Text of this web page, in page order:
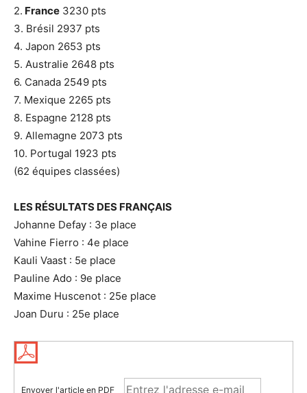
2. France 3230 pts
3. Brésil 2937 pts
4. Japon 2653 pts
5. Australie 2648 pts
6. Canada 2549 pts
7. Mexique 2265 pts
8. Espagne 2128 pts
9. Allemagne 2073 pts
10. Portugal 1923 pts
(62 équipes classées)
LES RÉSULTATS DES FRANÇAIS
Johanne Defay : 3e place
Vahine Fierro : 4e place
Kauli Vaast : 5e place
Pauline Ado : 9e place
Maxime Huscenot : 25e place
Joan Duru : 25e place
Envoyer l'article en PDF